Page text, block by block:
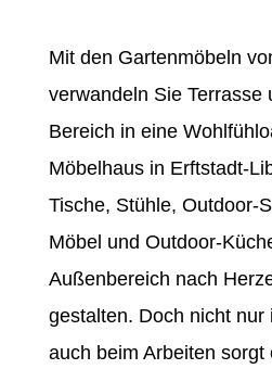
Mit den Gartenmöbeln
verwandeln Sie Terrasse
Bereich in eine
Möbelhaus in Erftstadt-
Tische, Stühle, Outdoor-
Möbel und Outdoor-
Außenbereich nach
gestalten. Doch nicht nur
auch beim Arbeiten sorgt